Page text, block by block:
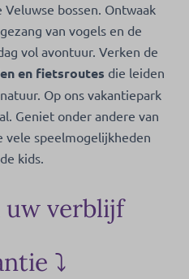
bossen. Ontwaak
van vogels en de
vol avontuur. Verken de
en fietsroutes die leiden
Op ons vakantiepark
Geniet onder andere van
vele speelmogelijkheden
kids.
uw verblijf
⤵